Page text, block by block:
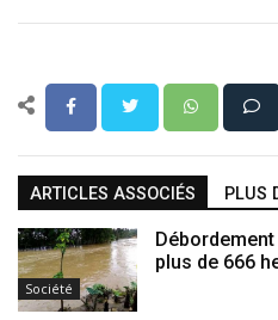
ARTICLES ASSOCIÉS PLUS
Société
Débordement
plus de 666